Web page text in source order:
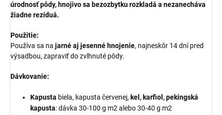
úrodnosť pôdy, hnojivo sa bezozbytku rozkladá a nezanecháva
žiadne rezíduá.
Použitie:
Používa sa na jarné aj jesenné hnojenie, najneskôr 14 dní pred
výsadbou, zapraviť do zvlhnuté pôdy.
Dávkovanie:
Kapusta biela, kapusta červenej, kel, karfiol, pekingská
kapusta: dávka 30-100 g m2 alebo 30-40 g m2